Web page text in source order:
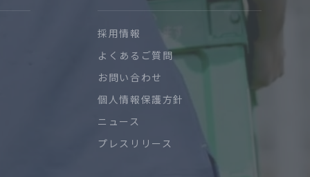
採用情報
よくあるご質問
お問い合わせ
個人情報保護方針
ニュース
プレスリリース